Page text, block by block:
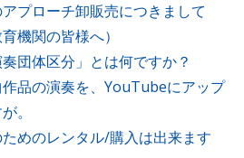
プローチ卸販売につきまして
機関の皆様へ）
団体区分」とは何ですか？
品の演奏を、YouTubeにアップ
。
めのレンタル/購入は出来ます